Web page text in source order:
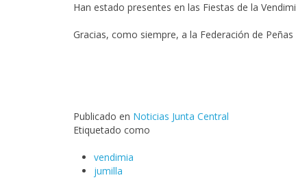
Han estado presentes en las Fiestas de la
Gracias, como siempre, a la Federación de
Publicado en Noticias Junta Central
Etiquetado como
vendimia
jumilla